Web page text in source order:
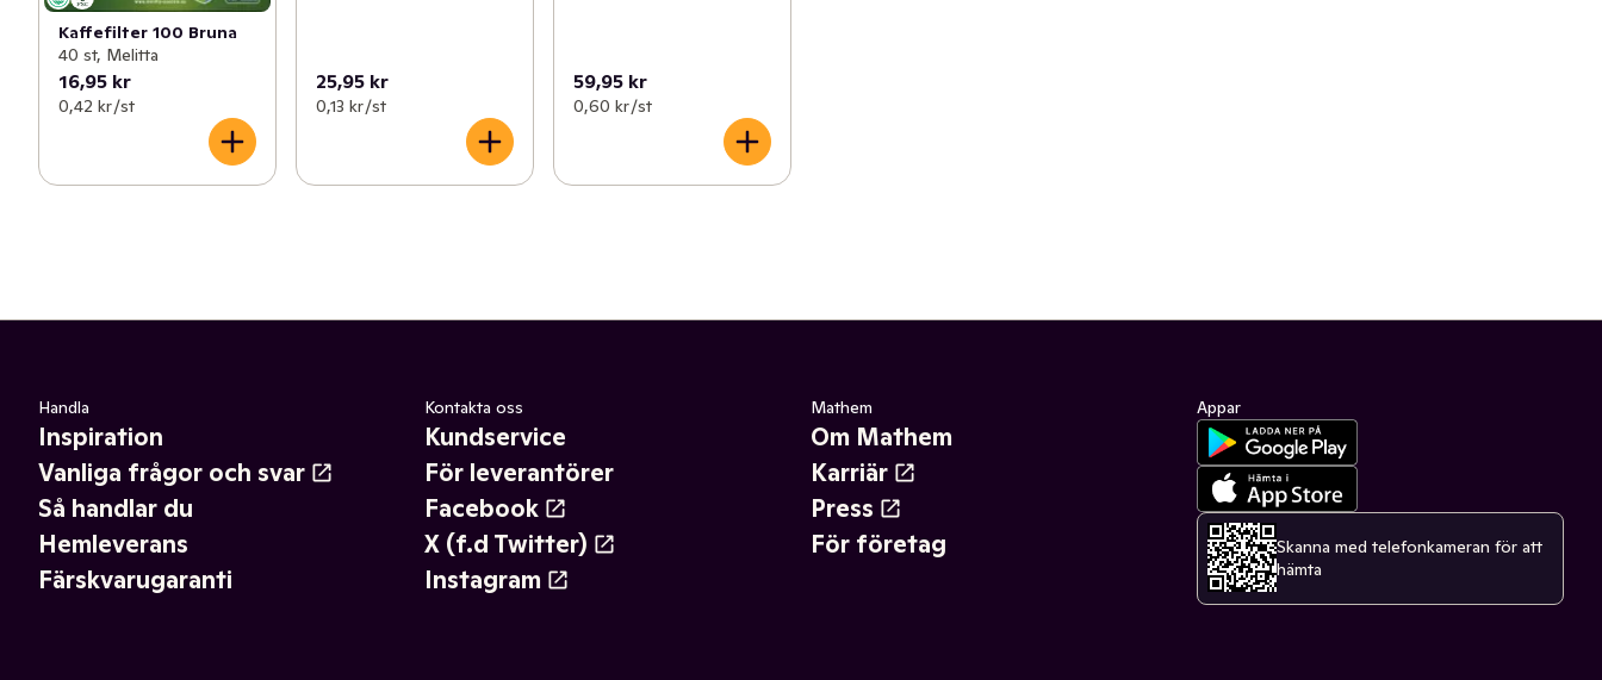
Kaffefilter 100 Bruna
40 st, Melitta
16,95 kr
0,42 kr /st
25,95 kr
0,13 kr /st
59,95 kr
0,60 kr /st
Handla
Inspiration
Vanliga frågor och svar
Så handlar du
Hemleverans
Färskvarugaranti
Kontakta oss
Kundservice
För leverantörer
Facebook
X (f.d Twitter)
Instagram
Mathem
Om Mathem
Karriär
Press
För företag
Appar
Skanna med telefonkameran för att
hämta